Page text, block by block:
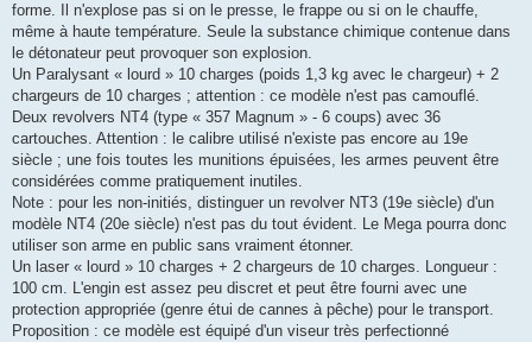
forme. Il n'explose pas si on le presse, le frappe ou si on le chauffe,
même à haute température. Seule la substance chimique contenue dans
le détonateur peut provoquer son explosion.
Un Paralysant « lourd » 10 charges (poids 1,3 kg avec le chargeur) + 2
chargeurs de 10 charges ; attention : ce modèle n'est pas camouflé.
Deux revolvers NT4 (type « 357 Magnum » - 6 coups) avec 36
cartouches. Attention : le calibre utilisé n'existe pas encore au 19e
siècle ; une fois toutes les munitions épuisées, les armes peuvent être
considérées comme pratiquement inutiles.
Note : pour les non-initiés, distinguer un revolver NT3 (19e siècle) d'un
modèle NT4 (20e siècle) n'est pas du tout évident. Le Mega pourra donc
utiliser son arme en public sans vraiment étonner.
Un laser « lourd » 10 charges + 2 chargeurs de 10 charges. Longueur :
100 cm. L'engin est assez peu discret et peut être fourni avec une
protection appropriée (genre étui de cannes à pêche) pour le transport.
Proposition : ce modèle est équipé d'un viseur très perfectionné